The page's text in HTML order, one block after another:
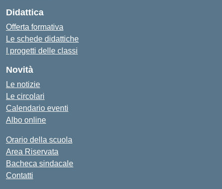
Didattica
Offerta formativa
Le schede didattiche
I progetti delle classi
Novità
Le notizie
Le circolari
Calendario eventi
Albo online
Orario della scuola
Area Riservata
Bacheca sindacale
Contatti